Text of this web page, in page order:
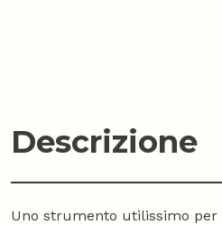
Descrizione
Uno strumento utilissimo per